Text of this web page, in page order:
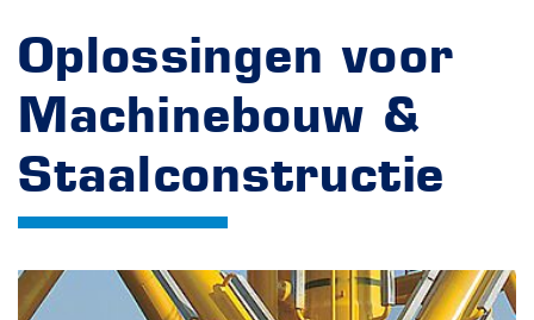
Oplossingen voor
Machinebouw &
Staalconstructie